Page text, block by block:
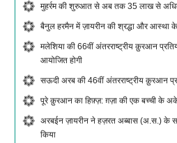
मुहर्रम की शुरुआत से अब तक 35 लाख से
बैनुल हरमैन में ज़ायरीन की श्रद्धा और आस्था
मलेशिया की 66वीं अंतरराष्ट्रीय क़ुरआन
आयोजित होगी
सऊदी अरब की 46वीं अंतरराष्ट्रीय क़ुरआन
पूरे क़ुरआन का हिफ़्ज़: ग़ज़ा की एक बच्ची के
अरबईन ज़ायरीन ने हज़रत अब्बास (अ.स.) के
किया